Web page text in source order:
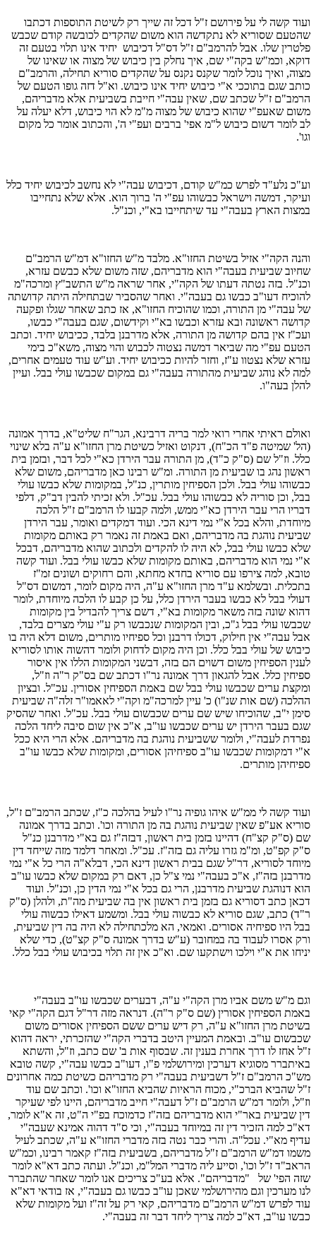
ועוד קשה לי על פירושם ז"ל דכל זה שייך רק לשיטת התוספות דכתבו
שהטעם שסוריא לא נתקדשה הוא משום שהקדים לכובשה קודם שכבש
פלטרין שלו. אבל להרמב"ם ז"ל דס"ל דכיבוש יחיד אינו תלוי בטעם זה
דוקא, וכמ"ש בקה"י שם, איך נחלק בין כיבוש של מצוה או שאינו של
מצוה, ואיך נוכל לומר שקנס נקנס על שהקדים סוריא תחילה, והרמב"ם
כותב שגם בתוככי א"י כיבוש יחיד אינו כיבוש. וא"ל דזה גופו הטעם של
הרמב"ם ז"ל שכתב שם, שאין עבה"י חייבת בשביעית אלא מדבריהם,
משום שאעפ"י שהוא כיבוש של מצוה מ"מ לא הוי כיבוש, דלא יעלה על
לב לומר דשום כיבוש ל"מ אפי' ברבים ועפ"י ה', והכתוב אומר כל מקום
וגו'.
וע"כ נלע"ד לפרש כמ"ש קודם, דכיבוש עבה"י לא נחשב לכיבוש יחיד כלל
ועיקר, דמשה וישראל כבשוהו עפ"י ה' ברוך הוא. אלא שלא נתחייבו
במצות הארץ בעבה"י עד שיתחייבו בא"י, וכנ"ל.
והנה הקה"י אזיל בשיטת החזו"א. מלבד מ"ש החזו"א דמ"ש הרמב"ם
שחיוב שביעית בעבה"י הוא מדבריהם, שזה משום שלא כבשם עזרא,
וכנ"ל. בזה נטתה דעתו של הקה"י, אחר שראה מ"ש התשב"ץ ומרכה"מ
להוכיח דעו"ב כבשו גם בעבה"י. ואחר שהסביר שבתחילה היתה קדושתה
של עבה"י מן התורה, וכמו שהוכיח החזו"א, אז כתב שאחר שגלו ופקעה
קדושה ראשונה ובא עזרא וכבשו בא"י וקידשום, שגם בעבה"י כבשו,
ועכ"ז אין בהם קדושה מן התורה, אלא מדרבנן בלבד, ככיבוש יחיד. וכתב
הטעם עפ"י מה שביאר דמשה נצטוה לכבוש והוי מצוה, משא"כ בימי
עזרא שלא נצטוו ע"ז, וחזר להיות ככיבוש יחיד. וע"ש עוד טעמים אחרים,
למה לא נוהג שביעית מהתורה בעבה"י גם במקום שכבשו עולי בבל. ועיין
להלן בעה"ו.
ואולם ראיתי אחרי רואי למר בריה דרבינא, הגר"ח שליט"א, בדרך אמונה
(הל' שמיטה פ"ד הכ"ח), דנקוט ואזיל כשיטת מרן החזו"א ע"ה בלא שינוי
כלל. וז"ל שם (ס"ק כ"ד), מן התורה עבר הירדן כא"י לכל דבר, ובזמן בית
ראשון נהג בו שביעית מן התורה. ומ"ש רבינו כאן מדבריהם, משום שלא
כבשוהו עולי בבל. ולכן הספיחין מותרין, כנ"ל, במקומות שלא כבשו עולי
בבל, וכן סוריה לא כבשוהו עולי בבל. עכ"ל. ולא זכיתי להבין דב"ק, דלפי
דבריו הרי עבר הירדן כא"י ממש, ולמה קבעו לו הרמב"ם ז"ל הלכה
מיוחדת, והלא בכל א"י נמי דינא הכי. ועוד דמקדים ואומר, עבר הירדן
שביעית נוהגת בה מדבריהם, ואם באמת זה נאמר רק באותם מקומות
שלא כבשו עולי בבל, לא היה לו להקדים ולכתוב שהוא מדבריהם, דבכל
א"י נמי הוא מדבריהם, באותם מקומות שלא כבשו עולי בבל. ועוד קשה
טובא, למה צירפו עם סוריא בחדא מחתא, והם רחוקים ושונים זמ"ז
בתכלית. ובשלמא ע"ד מרן החזו"א ע"ה, היה מקום לומר, דמשום דס"ל
דעולי בבל לא כבשו בעבר הירדן כלל, על כן קבע לו הלכה מיוחדת, לומר
דהוא שונה בזה משאר מקומות בא"י, דשם צריך להבדיל בין מקומות
שכבשו עולי בבל ג"כ, ובין המקומות שנכבשו רק ע"י עולי מצרים בלבד,
אבל עבה"י אין חילוק, דכולו דרבנן וכל ספיחיו מותרים, משום דלא היה בו
כיבוש של עולי בבל כלל. וכן היה מקום לדחוק ולומר דהשוה אותו לסוריא
לענין הספיחין משום דשוים הם בזה, דבשני המקומות הללו אין איסור
ספיחין כלל. אבל להגאון דרך אמונה נר"ו דכתב שם בס"ק ר"ה וז"ל,
ומקצת ערים שכבשו עולי בבל שם באמת הספיחין אסורין. עכ"ל. ובציון
ההלכה (שם אות שנ"ו) כ' עיין למרכה"מ וקה"י לאאמו"ר זלה"ה שביעית
סימן י"ב, שהוכיחו שיש שם ערים שכבשום עולי בבל. עכ"ל. ואחר שהסיק
שגם בעבר הירדן יש ערים שכבשו עו"ב, א"כ אין שום סיבה ליחד הלכה
נפרדת לעבה"י, ולומר ששביעית נוהגת בה מדבריהם. אלא הרי היא ככל
א"י דמקומות שכבשו עו"ב ספיחיהן אסורים, ומקומות שלא כבשו עו"ב
ספיחיהן מותרים.
ועוד קשה לי ממ"ש איהו גופיה נר"ו לעיל בהלכה כ"ז, שכתב הרמב"ם ז"ל,
סוריא אע"פ שאין שביעית נוהגת בה מן התורה וכו'. וכתב בדרך אמונה
שם (ס"ק קצ"ח) דהיינו בזמן בית ראשון, דבזה"ז גם בא"י מדרבנן כנ"ל
ס"ק קפ"ט, ומ"מ גזרו עליה גם בזה"ז. עכ"ל. ומאחר דלמד מזה שייחד דין
מיוחד לסוריא, דר"ל שגם בבית ראשון דינא הכי, דבלא"ה הרי כל א"י נמי
מדרבנן בזה"ז, א"כ בעבה"י נמי צ"ל כן, דאם רק במקום שלא כבשו עו"ב
הוא דנוהגת שביעית מדרבנן, הרי גם בכל א"י נמי הדין כן, וכנ"ל. ועוד
דכאן כתב דסוריא גם בזמן בית ראשון אין בה שביעית מה"ת, ולהלן (ס"ק
ר"ד) כתב, שגם סוריא לא כבשוה עולי בבל. ומשמע דאילו כבשוה עולי
בבל היו ספיחיה אסורים. ואמאי, הא מלכתחילה לא היה בה דין שביעית,
ורק אסרו לעבוד בה במחובר (ע"ש בדרך אמונה ס"ק קצ"ט), כדי שלא
יניחו את א"י וילכו וישתקעו שם. וא"כ אין זה תלוי בכיבוש עולי בבל כלל.
וגם מ"ש משם אביו מרן הקה"י ע"ה, דבערים שכבשו עו"ב בעבה"י
באמת הספיחין אסורין (שם ס"ק ר"ה). דנראה מזה דר"ל דגם הקה"י קאי
בשיטת מרן החזו"א ע"ה, רק דיש ערים ששם הספיחין אסורים משום
שכבשום עו"ב. ובאמת המעיין היטב בדברי הקה"י שהזכרתי, יראה דהוא
ז"ל אחז לו דרך אחרת בענין זה. שבסוף אות ב' שם כתב, וז"ל, והשתא
באיתברר מסוגיא דערכין ומירושלמי פ"ו, דעו"ב כבשו עבה"י, קשה טובא
מש"כ הרמב"ם ז"ל דשביעית בעבה"י רק מדבריהם כשיטת כמה אחרונים
ז"ל שהביא הברכ"י, מכוח הראיות שהביא החזו"א וכו'. וכתב שם עוד
וז"ל, ולומר דמ"ש הרמב"ם ז"ל דעבה"י חייב מדבריהם, היינו לפי שעיקר
דין שביעית באר"י הוא מדבריהם בזה"ז כדמוכח בפ"י ה"ט, זה א"א לומר,
דא"כ למה הזכיר דין זה במיוחד בעבה"י, וכי ס"ד דהוה אמינא שעבה"י
עדיף מא"י. עכל"ה. והרי כבר נטה בזה מדברי החזו"א ע"ה, שכתב לעיל
משמו דמ"ש הרמב"ם ז"ל מדבריהם, בשביעית בזה"ז קאמר רבינו, וכמ"ש
הראב"ד ז"ל וכו', וסייע ליה מדברי המל"מ, וכנ"ל. ועתה כתב דא"א לומר
שזה הפי' של "מדבריהם". אלא בע"כ צריכים אנו לומר שאחר שהתברר
לנו מערכין וגם מהירושלמי שאכן עו"ב כבשו גם בעבה"י, אז בודאי דא"א
עוד לפרש דמ"ש הרמב"ם מדבריהם, קאי רק על זה"ז ועל מקומות שלא
כבשו עו"ב, דא"כ למה צריך ליחד דבר זה בעבה"י.